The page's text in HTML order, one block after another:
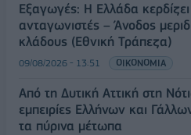
Εξαγωγές: Η Ελλάδα
ανταγωνιστές – Άνοδος
κλάδους (Εθνική Τράπεζα)
09/08/2026 - 13:51 ΟΙΚΟΝΟΜΙΑ
Από τη Δυτική Αττική στη
εμπειρίες Ελλήνων και
τα πύρινα μέτωπα